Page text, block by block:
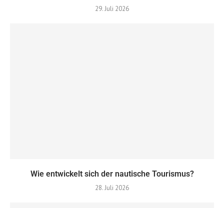
29. Juli 2026
Wie entwickelt sich der nautische Tourismus?
28. Juli 2026